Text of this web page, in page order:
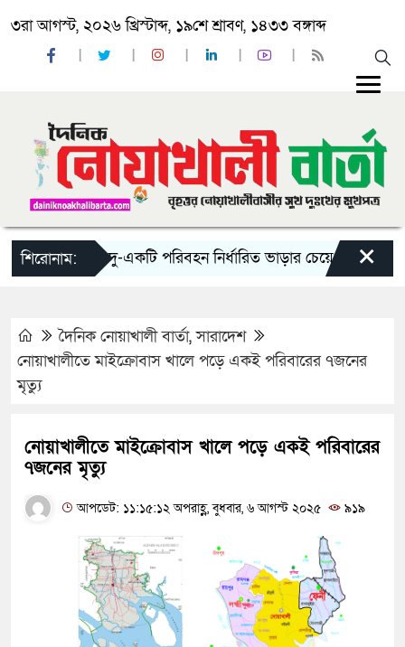
৩রা আগস্ট, ২০২৬ খ্রিস্টাব্দ, ১৯শে শ্রাবণ, ১৪৩৩ বঙ্গাব্দ
শিরোনাম:
‘ঈদ যাত্রায় দু-একটি পরিবহন নির্ধারিত ভাড়ার চেয়েও কম নিচ্ছে’
×
দৈনিক নোয়াখালী বার্তা,সারাদেশ
নোয়াখালীতে মাইক্রোবাস খালে পড়ে একই পরিবারের ৭জনের
মৃত্যু
নোয়াখালীতে মাইক্রোবাস খালে পড়ে একই পরিবারের
৭জনের মৃত্যু
আপডেট: ১১:১৫:১২ অপরাহ্ণ, বুধবার, ৬ আগস্ট ২০২৫ ৯১৯